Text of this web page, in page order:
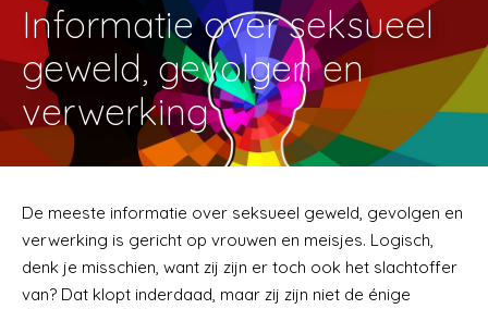
Informatie over seksueel
geweld, gevolgen en
verwerking
De meeste informatie over seksueel geweld, gevolgen en
verwerking is gericht op vrouwen en meisjes. Logisch,
denk je misschien, want zij zijn er toch ook het slachtoffer
van? Dat klopt inderdaad, maar zij zijn niet de énige